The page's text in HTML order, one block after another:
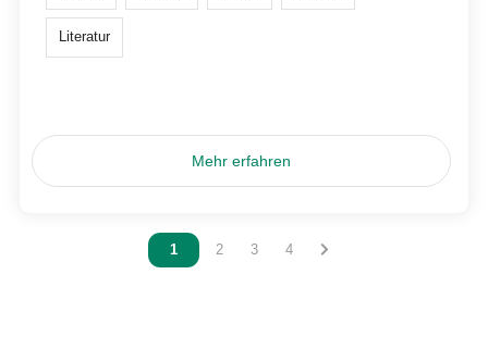
Literatur
Mehr erfahren
Vous êtes sur la page
1 Vous êtes sur la page
2 Vous êtes sur la page
3 Vous êtes sur la page
4